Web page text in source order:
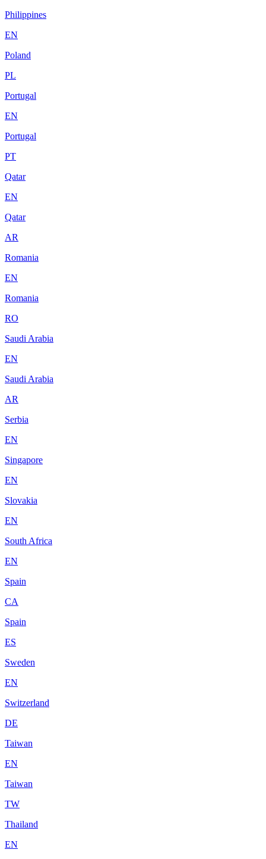
Philippines
EN
Poland
PL
Portugal
EN
Portugal
PT
Qatar
EN
Qatar
AR
Romania
EN
Romania
RO
Saudi Arabia
EN
Saudi Arabia
AR
Serbia
EN
Singapore
EN
Slovakia
EN
South Africa
EN
Spain
CA
Spain
ES
Sweden
EN
Switzerland
DE
Taiwan
EN
Taiwan
TW
Thailand
EN